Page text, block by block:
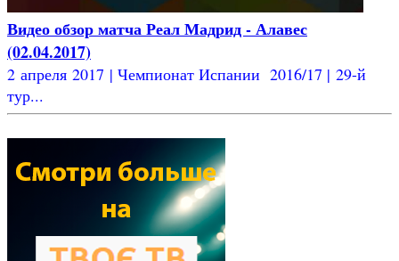
Видео обзор матча Реал Мадрид - Алавес
(02.04.2017)
2 апреля 2017 | Чемпионат Испании 2016/17 | 29-й
тур...